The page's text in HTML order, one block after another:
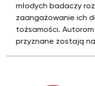
młodych badaczy
zaangażowanie ich
tożsamości.
przyznane zostają